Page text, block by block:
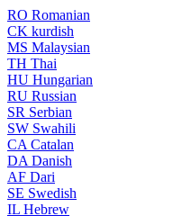
RO Romanian
CK kurdish
MS Malaysian
TH Thai
HU Hungarian
RU Russian
SR Serbian
SW Swahili
CA Catalan
DA Danish
AF Dari
SE Swedish
IL Hebrew